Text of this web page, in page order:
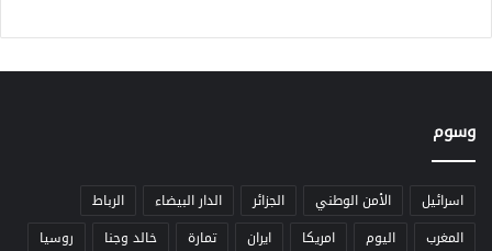
وسوم
اسرائيل الأمن الوطني الجزائر الدار البيضاء
الرباط
المغرب
اليوم امريكا ايران تمارة خالد وجنا
روسيا